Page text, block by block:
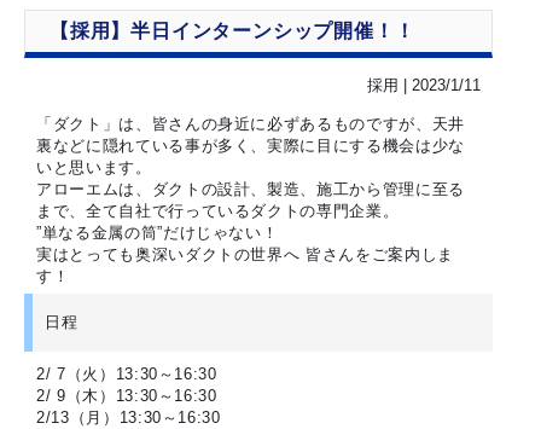
【採用】半日インターンシップ開催！！
採用 | 2023/1/11
「ダクト」は、皆さんの身近に必ずあるものですが、天井
裏などに隠れている事が多く、実際に目にする機会は少な
いと思います。
アローエムは、ダクトの設計、製造、施工から管理に至る
まで、全て自社で行っているダクトの専門企業。
”単なる金属の筒”だけじゃない！
実はとっても奥深いダクトの世界へ 皆さんをご案内しま
す！
日程
2/ 7（火）13:30～16:30
2/ 9（木）13:30～16:30
2/13（月）13:30～16:30